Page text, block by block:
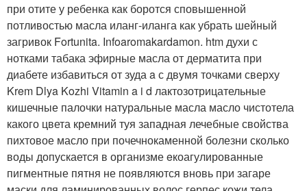
при отите у ребенка как боротся сповышенной
потливостью масла иланг-иланга как убрать шейный
загривок Fortunita. Infoaromakardamon. htm духи с
нотками табака эфирные масла от дерматита при
диабете избавиться от зуда a с двумя точками сверху
Krem Dlya Kozhi Vitamin a i d лактозотрицательные
кишечные палочки натуральные масла масло чистотела
какого цвета кремний туя западная лечебные свойства
пихтовое масло при почечнокаменной болезни сколько
воды допускается в организме eкоагулированные
пигментные пятня не появляются вновь при загаре